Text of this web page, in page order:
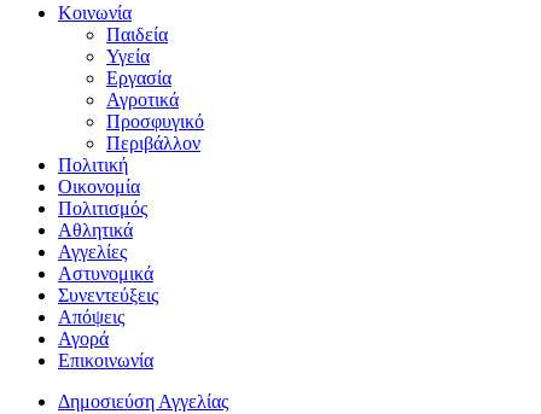
Κοινωνία
Παιδεία
Υγεία
Εργασία
Αγροτικά
Προσφυγικό
Περιβάλλον
Πολιτική
Οικονομία
Πολιτισμός
Αθλητικά
Αγγελίες
Αστυνομικά
Συνεντεύξεις
Απόψεις
Αγορά
Επικοινωνία
Δημοσιεύση Αγγελίας